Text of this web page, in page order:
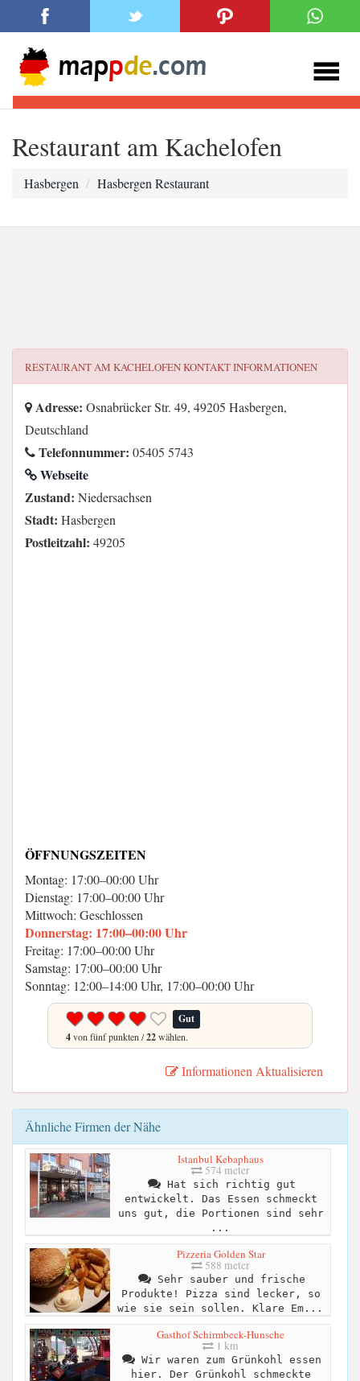
Restaurant am Kachelofen
Hasbergen Hasbergen Restaurant
RESTAURANT AM KACHELOFENKONTAKT INFORMATIONEN
Adresse: Osnabrücker Str. 49, 49205 Hasbergen,
Deutschland
Telefonnummer: 05405 5743
Webseite
Zustand: Niedersachsen
Stadt: Hasbergen
Postleitzahl: 49205
ÖFFNUNGSZEITEN
Montag: 17:00–00:00 Uhr
Dienstag: 17:00–00:00 Uhr
Mittwoch: Geschlossen
Donnerstag: 17:00–00:00 Uhr
Freitag: 17:00–00:00 Uhr
Samstag: 17:00–00:00 Uhr
Sonntag: 12:00–14:00 Uhr, 17:00–00:00 Uhr
Gut
4von fünf punkten /22wählen.
Informationen Aktualisieren
Ähnliche Firmen der Nähe
Istanbul Kebaphaus
574 meter
Hat sich richtig gut
entwickelt. Das Essen schmeckt
uns gut, die Portionen sind sehr
...
Pizzeria Golden Star
588 meter
Sehr sauber und frische
Produkte! Pizza sind lecker, so
wie sie sein sollen. Klare Em...
Gasthof Schirmbeck-Hunsche
1 km
Wir waren zum Grünkohl essen
hier. Der Grünkohl schmeckte